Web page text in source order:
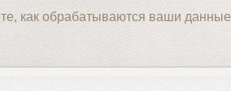
как обрабатываются ваши данные